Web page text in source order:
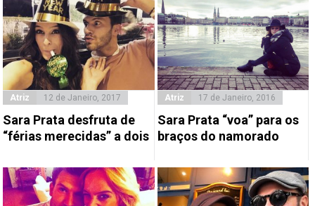
Atriz 12 de Janeiro, 2017
Sara Prata desfruta de
“férias merecidas” a dois
Atriz 17 de Janeiro, 2016
Sara Prata “voa” para os
braços do namorado